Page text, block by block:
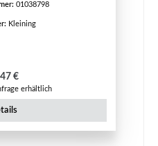
01038798
Kleining
Preis:
€
erhältlich